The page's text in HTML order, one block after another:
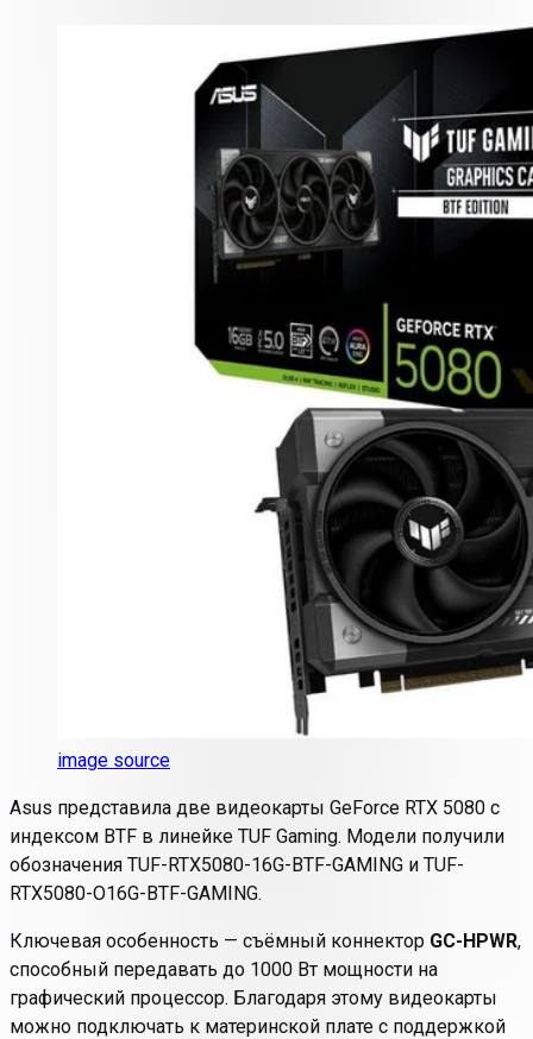
image source
Asus представила две видеокарты GeForce RTX 5080 с
индексом BTF в линейке TUF Gaming. Модели получили
обозначения TUF-RTX5080-16G-BTF-GAMING и TUF-
RTX5080-O16G-BTF-GAMING.
Ключевая особенность — съёмный коннектор GC-HPWR,
способный передавать до 1000 Вт мощности на
графический процессор. Благодаря этому видеокарты
можно подключать к материнской плате с поддержкой